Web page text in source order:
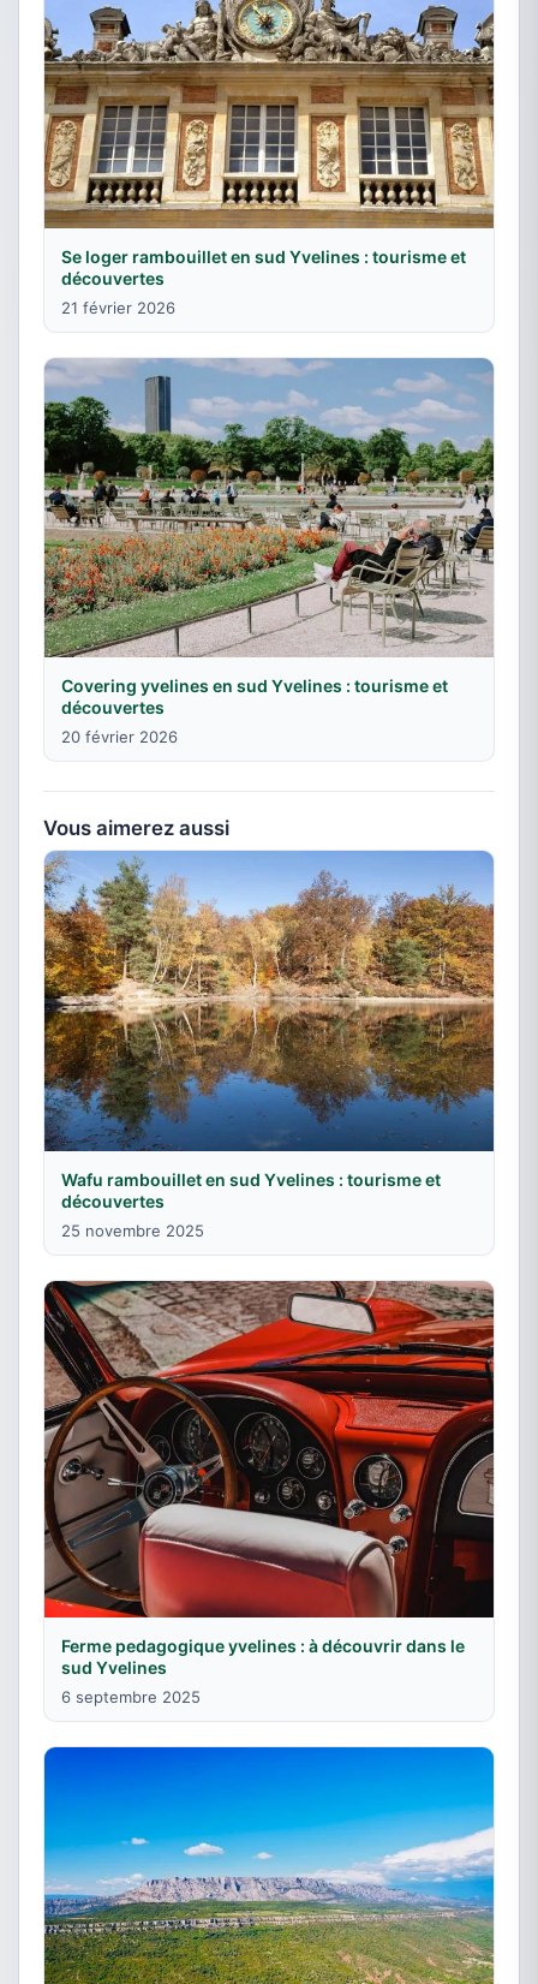
Se loger rambouillet en sud Yvelines : tourisme et
découvertes
21 février 2026
Covering yvelines en sud Yvelines : tourisme et
découvertes
20 février 2026
Vous aimerez aussi
Wafu rambouillet en sud Yvelines : tourisme et
découvertes
25 novembre 2025
Ferme pedagogique yvelines : à découvrir dans le
sud Yvelines
6 septembre 2025